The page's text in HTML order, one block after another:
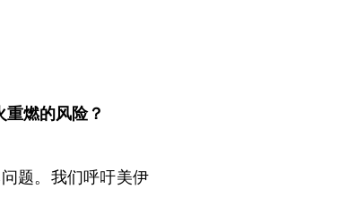
燃的风险？
题。我们呼吁美伊